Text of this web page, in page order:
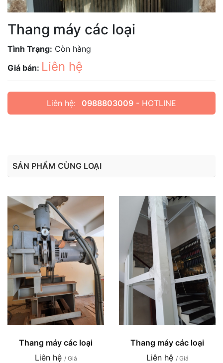
Thang máy các loại
Tình Trạng: Còn hàng
Giá bán: Liên hệ
Liên hệ: 0988803009 - HOTLINE
SẢN PHẨM CÙNG LOẠI
Thang máy các loại
Liên hệ / Giá
Thang máy các loại
Liên hệ / Giá